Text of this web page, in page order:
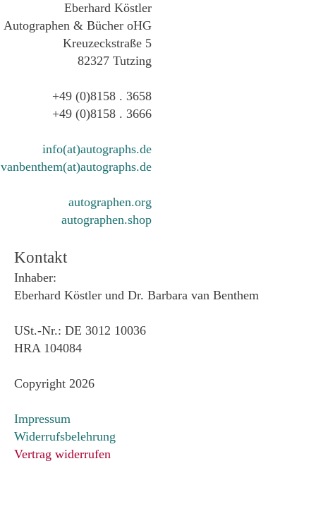
Eberhard Köstler
Autographen & Bücher oHG
Kreuzeckstraße 5
82327 Tutzing
+49 (0)8158 . 3658
+49 (0)8158 . 3666
info(at)autographs.de
vanbenthem(at)autographs.de
autographen.org
autographen.shop
Kontakt
Inhaber:
Eberhard Köstler und Dr. Barbara van Benthem
USt.-Nr.: DE 3012 10036
HRA 104084
Copyright 2026
Impressum
Widerrufsbelehrung
Vertrag widerrufen